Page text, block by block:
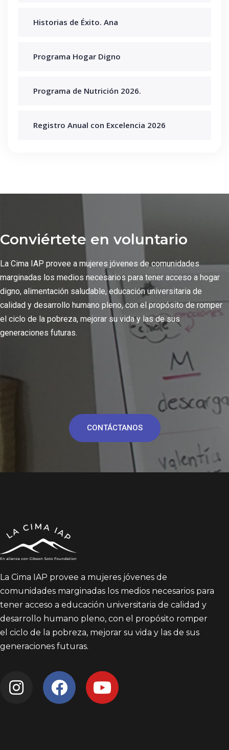
Historias de Éxito. Ana
Programa Hogar Digno
Programa de Nutrición 2026.
Registro Anual con Excelencia 2026
Conviértete en voluntario
La Cima IAP provee a mujeres jóvenes de comunidades
marginadas los medios necesarios para tener acceso a hogar
digno, alimentación saludable, educación universitaria de
calidad y desarrollo humano pleno, con el propósito de romper
el ciclo de la pobreza, mejorar su vida y las de sus
generaciones futuras.
CONTÁCTANOS
La Cima IAP provee a mujeres jóvenes de
comunidades marginadas los medios necesarios para
tener acceso a educación universitaria de calidad y
desarrollo humano pleno, con el propósito romper
el ciclo de la pobreza, mejorar su vida y las de sus
generaciones futuras.